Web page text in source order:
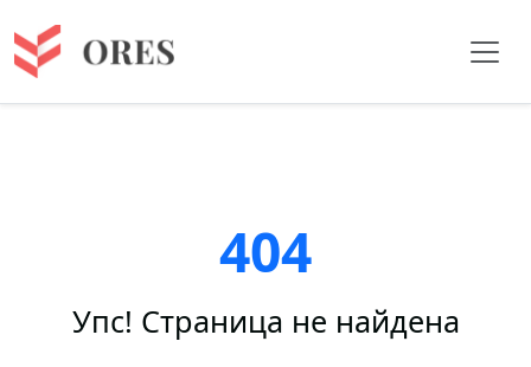
404
Упс! Страница не найдена